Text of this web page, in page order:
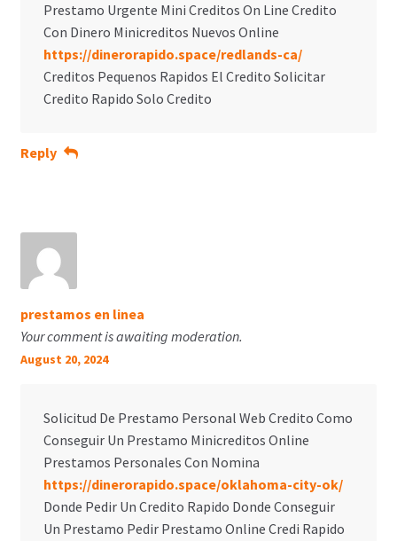
Prestamo Urgente Mini Creditos On Line Credito
Con Dinero Minicreditos Nuevos Online
https://dinerorapido.space/redlands-ca/
Creditos Pequenos Rapidos El Credito Solicitar
Credito Rapido Solo Credito
Reply
prestamos en linea
Your comment is awaiting moderation.
August 20, 2024
Solicitud De Prestamo Personal Web Credito Como
Conseguir Un Prestamo Minicreditos Online
Prestamos Personales Con Nomina
https://dinerorapido.space/oklahoma-city-ok/
Donde Pedir Un Credito Rapido Donde Conseguir
Un Prestamo Pedir Prestamo Online Credi Rapido